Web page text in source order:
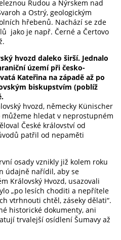
Rudou a Nýrskem nad
a Ostrý, geologickým
hřebenů. Nachází se zde
jako je např. Černé a Čertovo
hvozd daleko širší. Jednalo
území při česko-
Kateřina na západě až po
biskupstvím (poblíž
hvozd, německy Künischer
hledat v neprostupném
České království od
patřil od nepaměti
osady vznikly již kolem roku
údajně nařídil, aby se
Královský Hvozd, usazovali
„po lesích choditi a nepřítele
vtrhnouti chtěl, záseky dělati“.
historické dokumenty, ani
trvalejší osídlení Šumavy až